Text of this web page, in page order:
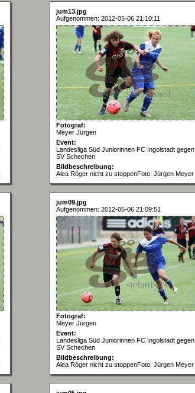
jum13.jpg
Aufgenommen: 2012-05-06 21:10:11
Fotograf:
Meyer Jürgen
Event:
Landesliga Süd Juniorinnen FC Ingolstadt gegen
SV Schechen
Bildbeschreibung:
Alea Röger nicht zu stoppenFoto: Jürgen Meyer
jum09.jpg
Aufgenommen: 2012-05-06 21:09:51
Fotograf:
Meyer Jürgen
Event:
Landesliga Süd Juniorinnen FC Ingolstadt gegen
SV Schechen
Bildbeschreibung:
Alea Röger nicht zu stoppenFoto: Jürgen Meyer